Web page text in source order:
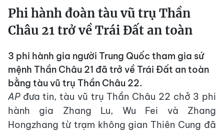
Phi hành đoàn tàu vũ trụ Thần
Châu 21 trở về Trái Đất an toàn
3 phi hành gia người Trung Quốc tham gia sứ
mệnh Thần Châu 21 đã trở về Trái Đất an toàn
bằng tàu vũ trụ Thần Châu 22.
APđưa tin, tàu vũ trụ Thần Châu 22 chở 3 phi
hành gia Zhang Lu, Wu Fei và Zhang
Hongzhang từ trạm không gian Thiên Cung đã